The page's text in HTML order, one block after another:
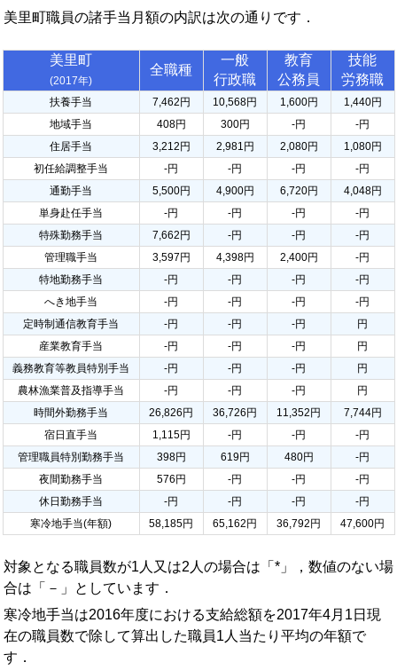
美里町職員の諸手当月額の内訳は次の通りです．
美里町
(2017年)
全職種
一般
行政職
教育
公務員
技能
労務職
扶養手当 7,462円 10,568円 1,600円
1,440円
地域手当
408円 300円 -円
-円
住居手当
3,212円 2,981円 2,080円
1,080円
初任給調整手当
-円 -円 -円
-円
通勤手当
5,500円 4,900円 6,720円
4,048円
単身赴任手当
-円 -円 -円
-円
特殊勤務手当
7,662円 -円 -円
-円
管理職手当
3,597円 4,398円 2,400円
-円
特地勤務手当
-円 -円 -円
-円
へき地手当
-円 -円 -円
-円
定時制通信教育手当
-円 -円 -円
円
産業教育手当
-円 -円 -円
円
義務教育等教員特別手当
-円 -円 -円
円
農林漁業普及指導手当
-円 -円 -円
円
時間外勤務手当
26,826円 36,726円 11,352円
7,744円
宿日直手当
1,115円 -円 -円
-円
管理職員特別勤務手当
398円 619円 480円
-円
夜間勤務手当
576円 -円 -円
-円
休日勤務手当
-円 -円 -円
-円
寒冷地手当(年額)
58,185円 65,162円 36,792円 47,600円
対象となる職員数が1人又は2人の場合は「*」，数値のない場
合は「－」としています．
寒冷地手当は2016年度における支給総額を2017年4月1日現
在の職員数で除して算出した職員1人当たり平均の年額で
す．